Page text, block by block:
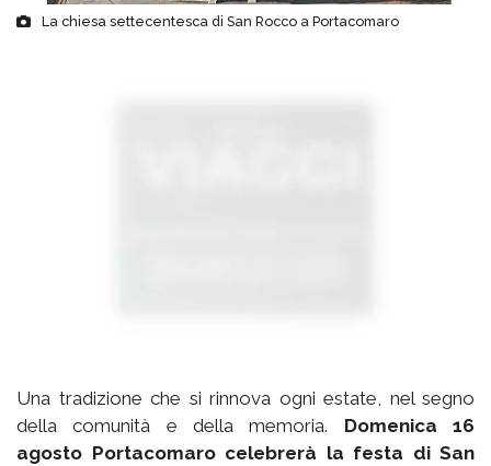
La chiesa settecentesca di San Rocco a Portacomaro
Una tradizione che si rinnova ogni estate, nel segno
della comunità e della memoria. Domenica 16
agosto Portacomaro celebrerà la festa di San